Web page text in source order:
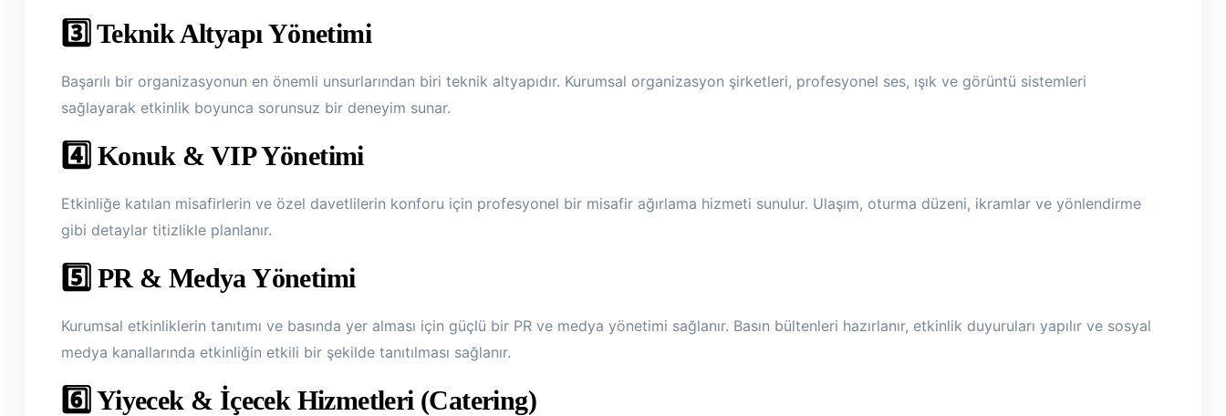
3️⃣ Teknik Altyapı Yönetimi
Başarılı bir organizasyonun en önemli unsurlarından biri teknik altyapıdır. Kurumsal organizasyon şirketleri, profesyonel ses, ışık ve görüntü sistemleri
sağlayarak etkinlik boyunca sorunsuz bir deneyim sunar.
4️⃣ Konuk & VIP Yönetimi
Etkinliğe katılan misafirlerin ve özel davetlilerin konforu için profesyonel bir misafir ağırlama hizmeti sunulur. Ulaşım, oturma düzeni, ikramlar ve yönlendirme
gibi detaylar titizlikle planlanır.
5️⃣ PR & Medya Yönetimi
Kurumsal etkinliklerin tanıtımı ve basında yer alması için güçlü bir PR ve medya yönetimi sağlanır. Basın bültenleri hazırlanır, etkinlik duyuruları yapılır ve sosyal
medya kanallarında etkinliğin etkili bir şekilde tanıtılması sağlanır.
6️⃣ Yiyecek & İçecek Hizmetleri (Catering)